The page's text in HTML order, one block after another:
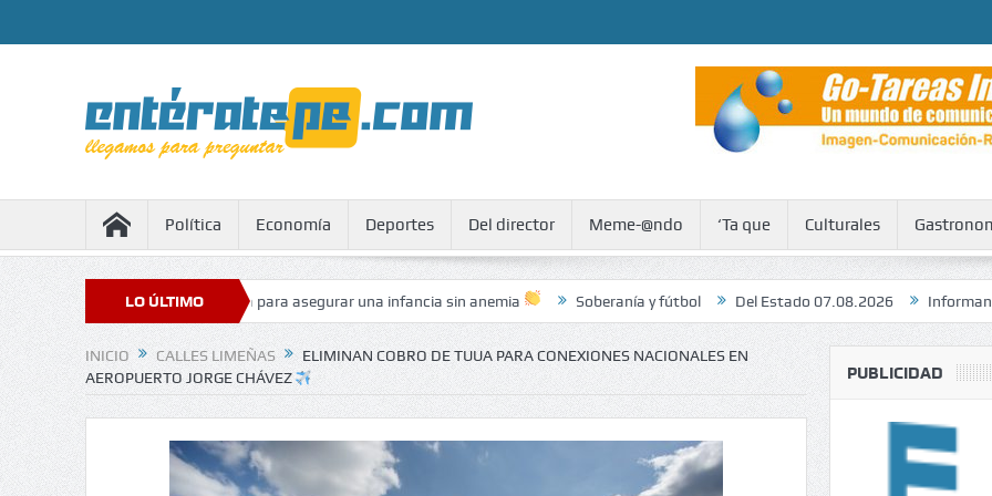
Política Economía Deportes Del director Meme-@ndo ‘Ta que Culturales
LO ÚLTIMO
con agua para asegurar una infancia sin anemia Soberanía y fútbol Del Estado 07.08.2026 Informan a Unesco y a
México a golpista Betssy Chávez
INICIO CALLES LIMEÑAS
ELIMINAN COBRO DE TUUA PARA CONEXIONES NACIONALES EN
AEROPUERTO JORGE CHÁVEZ
PUBLICIDAD